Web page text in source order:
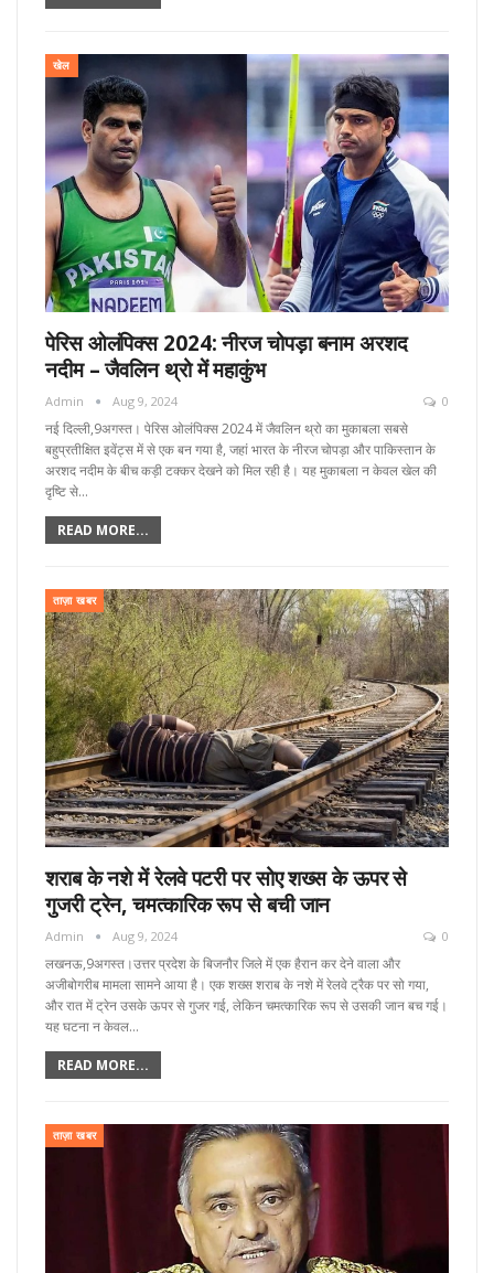
खेल
पेरिस ओलंपिक्स 2024: नीरज चोपड़ा बनाम अरशद
नदीम – जैवलिन थ्रो में महाकुंभ
Admin Aug 9, 2024 0
नई दिल्ली,9अगस्त। पेरिस ओलंपिक्स 2024 में जैवलिन थ्रो का मुकाबला सबसे
बहुप्रतीक्षित इवेंट्स में से एक बन गया है, जहां भारत के नीरज चोपड़ा और पाकिस्तान के
अरशद नदीम के बीच कड़ी टक्कर देखने को मिल रही है। यह मुकाबला न केवल खेल की
दृष्टि से…
READ MORE...
ताज़ा खबर
शराब के नशे में रेलवे पटरी पर सोए शख्स के ऊपर से
गुजरी ट्रेन, चमत्कारिक रूप से बची जान
Admin Aug 9, 2024 0
लखनऊ,9अगस्त।उत्तर प्रदेश के बिजनौर जिले में एक हैरान कर देने वाला और
अजीबोगरीब मामला सामने आया है। एक शख्स शराब के नशे में रेलवे ट्रैक पर सो गया,
और रात में ट्रेन उसके ऊपर से गुजर गई, लेकिन चमत्कारिक रूप से उसकी जान बच गई।
यह घटना न केवल…
READ MORE...
ताज़ा खबर